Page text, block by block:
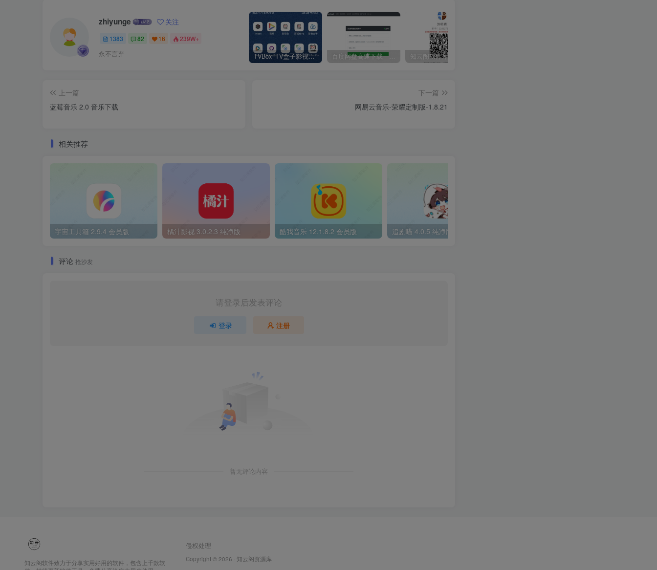
zhiyunge 关注
1383 82 16 239W+
永不言弃 TVBox–TV盒子影视神器【附视频源和下载地址】【附自带源软件】 百度网盘高速下载——解析站点汇总
上一篇
蓝莓音乐 2.0 音乐下载
下一篇
网易云音乐-荣耀定制版-1.8.21
相关推荐
宇宙工具箱 2.9.4 会员版 橘汁影视 3.0.2.3 纯净版 酷我音乐 12.1.8.2 会员版 追剧喵 4.0.5 纯净版
评论 抢沙发
请登录后发表评论
登录 注册
暂无评论内容
知云阁软件致力于分享实用好用的软件，包含上千款软
侵权处理
Copyright © 2026 · 知云阁资源库